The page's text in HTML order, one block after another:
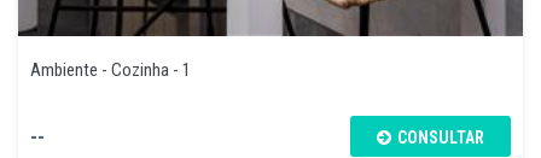
Ambiente - Cozinha - 1
-- CONSULTAR